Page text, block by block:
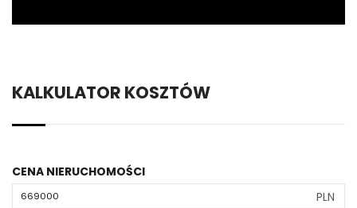
KALKULATOR KOSZTÓW
CENA NIERUCHOMOŚCI
PLN